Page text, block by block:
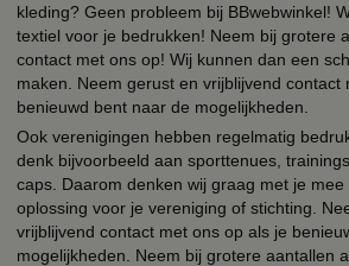
kleding? Geen probleem bij BBwebwinkel!
textiel voor je bedrukken! Neem bij grotere
contact met ons op! Wij kunnen dan een
maken. Neem gerust en vrijblijvend contact
benieuwd bent naar de mogelijkheden.
Ook verenigingen hebben regelmatig
denk bijvoorbeeld aan sporttenues,
caps. Daarom denken wij graag met je
oplossing voor je vereniging of stichting.
vrijblijvend contact met ons op als je
mogelijkheden. Neem bij grotere aantallen